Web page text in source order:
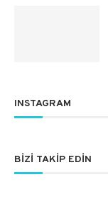
INSTAGRAM
BIZI TAKIP EDIN